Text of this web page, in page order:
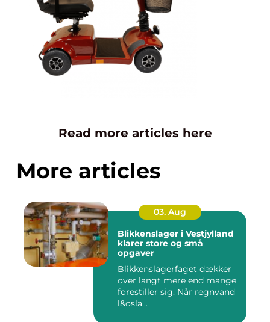
Read more articles here
More articles
03. Aug
Blikkenslager i Vestjylland
klarer store og små
opgaver
Blikkenslagerfaget dækker
over langt mere end mange
forestiller sig. Når regnvand
l&osla...